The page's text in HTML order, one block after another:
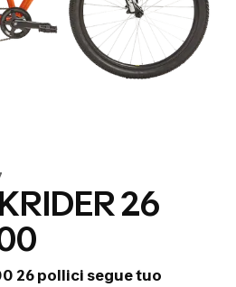
26
26 pollici segue tuo